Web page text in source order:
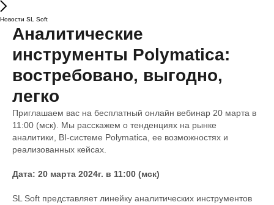
Новости SL Soft
Аналитические
инструменты Polymatica:
востребовано, выгодно,
легко
Приглашаем вас на бесплатный онлайн вебинар 20 марта в
11:00 (мск). Мы расскажем о тенденциях на рынке
аналитики, BI-системе Polymatica, ее возможностях и
реализованных кейсах.
Дата: 20 марта 2024г. в 11:00 (мск)
SL Soft представляет линейку аналитических инструментов